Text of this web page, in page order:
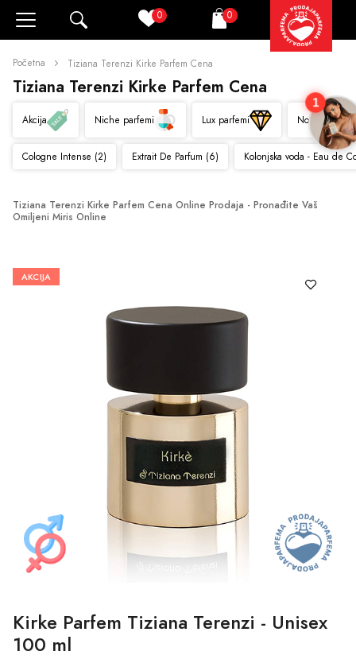
0 Korpa
0
Početna Tiziana Terenzi Kirke Parfem Cena
Tiziana Terenzi Kirke Parfem Cena
Akcija Niche parfemi Lux parfemi Novo
Cologne Intense (2) Extrait De Parfum (6) Kolonjska voda - Eau de
Tiziana Terenzi Kirke Parfem Cena Online Prodaja - Pronađite Vaš
Omiljeni Miris Online
AKCIJA
Kirke Parfem Tiziana Terenzi - Unisex
100 ml
1